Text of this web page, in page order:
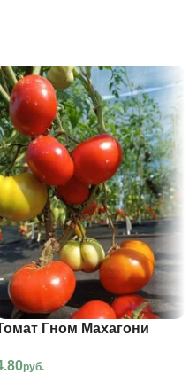
Гном Махагони
руб.